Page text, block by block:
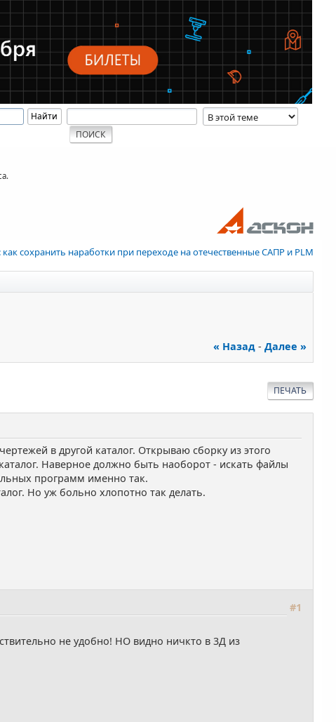
сохранить наработки при переходе на отечественные САПР и PLM
« Назад- Далее »
ПЕЧАТЬ
в другой каталог. Открываю сборку из этого
Наверное должно быть наоборот - искать файлы
программ именно так.
Но уж больно хлопотно так делать.
#1
не удобно! НО видно ничкто в 3Д из